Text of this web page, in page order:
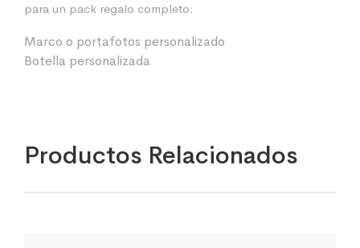
para un pack regalo completo:
Marco o portafotos personalizado
Botella personalizada
Productos Relacionados